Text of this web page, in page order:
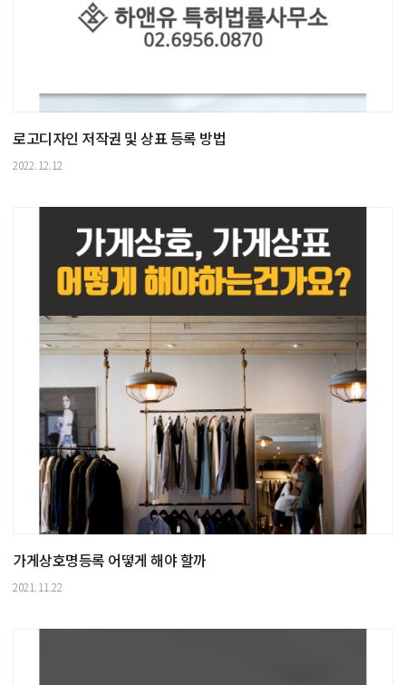
로고디자인 저작권 및 상표 등록 방법
2022.12.12
가게상호명등록 어떻게 해야 할까
2021.11.22